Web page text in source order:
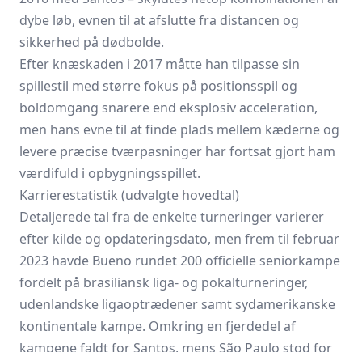
dybe løb, evnen til at afslutte fra distancen og
sikkerhed på dødbolde.
Efter knæskaden i 2017 måtte han tilpasse sin
spillestil med større fokus på positionsspil og
boldomgang snarere end eksplosiv acceleration,
men hans evne til at finde plads mellem kæderne og
levere præcise tværpasninger har fortsat gjort ham
værdifuld i opbygningsspillet.
Karrierestatistik (udvalgte hovedtal)
Detaljerede tal fra de enkelte turneringer varierer
efter kilde og opdateringsdato, men frem til februar
2023 havde Bueno rundet 200 officielle seniorkampe
fordelt på brasiliansk liga- og pokalturneringer,
udenlandske ligaoptrædener samt sydamerikanske
kontinentale kampe. Omkring en fjerdedel af
kampene faldt for Santos, mens São Paulo stod for